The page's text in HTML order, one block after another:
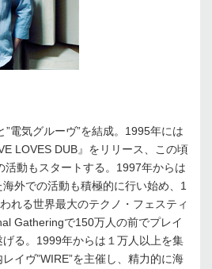
電気グルーヴ”を結成。1995年には
LOVES DUB』をリリース、この頃
活動もスタートする。1997年からは
外での活動も積極的に行い始め、1
れる世界最大のテクノ・フェスティ
Gatheringで150万人の前でプレイ
る。1999年からは１万人以上を集
イヴ”WIRE”を主催し、精力的に海